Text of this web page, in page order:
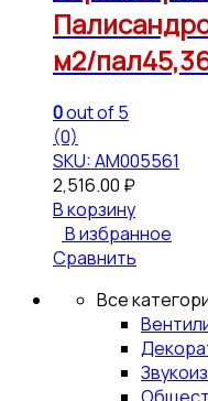
м2/
0out of 5
(0)
SKU: АМ005561
2,516.00 ₽
В корзину
В избранное
Сравнить
Все